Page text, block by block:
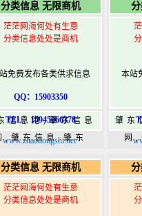
港
分类信息 无限商机
茫茫网海何处有生意
分类信息处处是商机
免费发布各类供求信息
QQ：15903350
TEL：15945066378
信息港,肇东信息
,肇东信息,肇东
www.zhaodongshi.net
本站
肇东
网
港
分类信息 无限商机
茫茫网海何处有生意
分类信息处处是商机